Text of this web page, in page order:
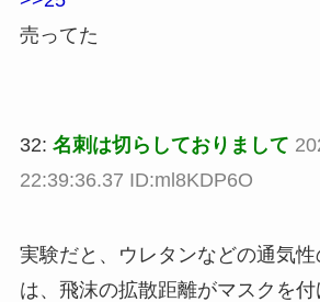
売ってた
32: 名刺は切らしておりまして
22:39:36.37 ID:ml8KDP6O
実験だと、ウレタンなどの通気性
は、飛沫の拡散距離がマスクを